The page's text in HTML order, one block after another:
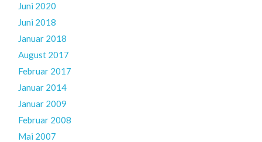
Juni 2020
Juni 2018
Januar 2018
August 2017
Februar 2017
Januar 2014
Januar 2009
Februar 2008
Mai 2007